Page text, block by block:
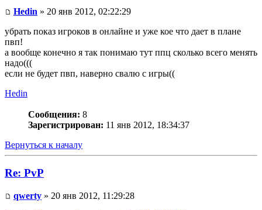
Hedin » 20 янв 2012, 02:22:29
убрать показ игроков в онлайне и уже кое что дает в плане
пвп!
а вообще конечно я так понимаю тут ппц сколько всего менять
надо(((
если не будет пвп, наверно свалю с игры((
Hedin
Сообщения: 8
Зарегистрирован: 11 янв 2012, 18:34:37
Вернуться к началу
Re: PvP
qwerty » 20 янв 2012, 11:29:28